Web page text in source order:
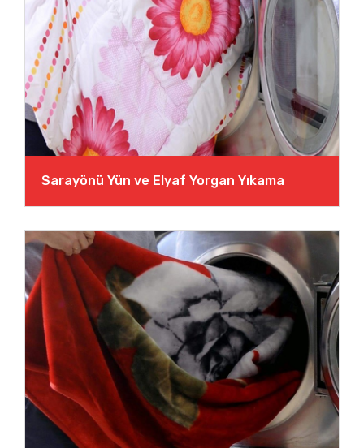
Sarayönü Yün ve Elyaf Yorgan Yıkama